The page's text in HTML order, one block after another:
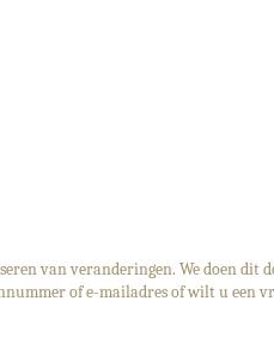
van veranderingen. We doen dit
of e-mailadres of wilt u een